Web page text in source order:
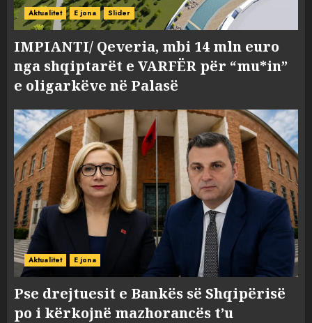
Aktualitet E jona Slider
IMPIANTI/ Qeveria, mbi 14 mln euro
nga shqiptarët e VARFËR për “mu*in”
e oligarkëve në Palasë
Aktualitet E jona
Pse drejtuesit e Bankës së Shqipërisë
po i kërkojnë mazhorancës t’u